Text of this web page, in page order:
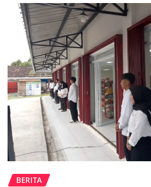
BERITA